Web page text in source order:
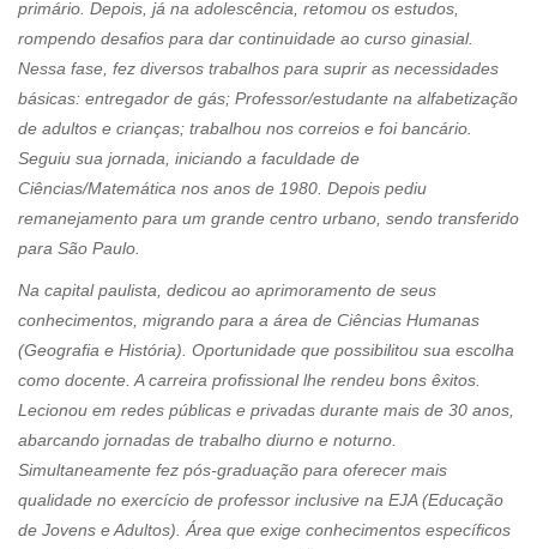
primário. Depois, já na adolescência, retomou os estudos,
rompendo desafios para dar continuidade ao curso ginasial.
Nessa fase, fez diversos trabalhos para suprir as necessidades
básicas: entregador de gás; Professor/estudante na alfabetização
de adultos e crianças; trabalhou nos correios e foi bancário.
Seguiu sua jornada, iniciando a faculdade de
Ciências/Matemática nos anos de 1980. Depois pediu
remanejamento para um grande centro urbano, sendo transferido
para São Paulo.
Na capital paulista, dedicou ao aprimoramento de seus
conhecimentos, migrando para a área de Ciências Humanas
(Geografia e História). Oportunidade que possibilitou sua escolha
como docente. A carreira profissional lhe rendeu bons êxitos.
Lecionou em redes públicas e privadas durante mais de 30 anos,
abarcando jornadas de trabalho diurno e noturno.
Simultaneamente fez pós-graduação para oferecer mais
qualidade no exercício de professor inclusive na EJA (Educação
de Jovens e Adultos). Área que exige conhecimentos específicos